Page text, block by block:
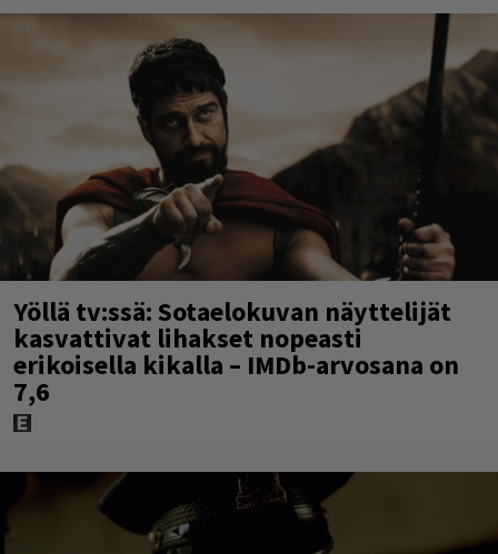
Yöllä tv:ssä: Sotaelokuvan näyttelijät
kasvattivat lihakset nopeasti
erikoisella kikalla – IMDb-arvosana on
7,6